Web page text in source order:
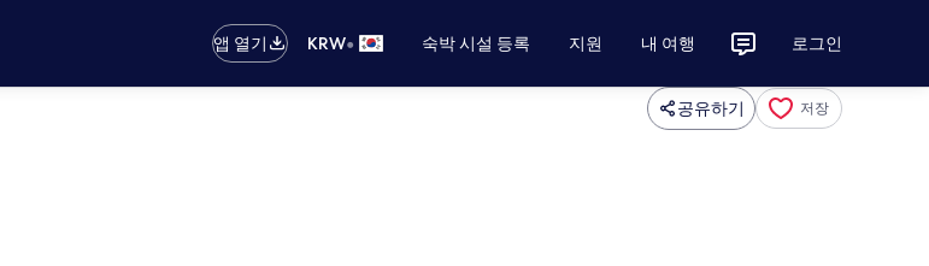
앱 열기 KRW• 숙박 시설 등록 지원 내 여행 로그인
공유하기 저장